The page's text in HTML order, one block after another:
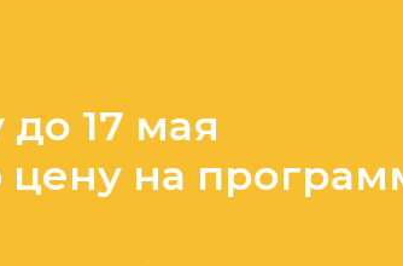
до 17 мая
на